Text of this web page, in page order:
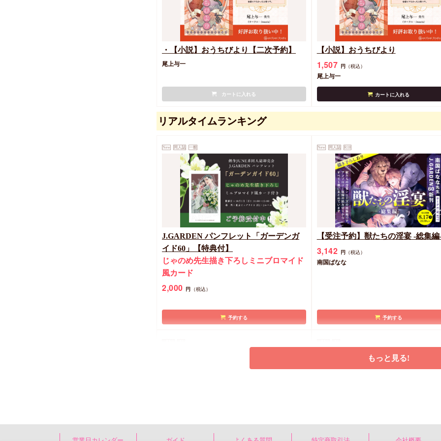
・【小説】おうちびより【二次予約】
尾上与一
カートに入れる
【小説】おうちびより
1,507 円 （税込）
尾上与一
カートに入れる
リアルタイムランキング
New 同人誌 一般
J.GARDEN パンフレット「ガーデンガ
イド60」【特典付】
じゃのめ先生描き下ろしミニブロマイド
風カード
2,000 円 （税込）
予約する
New 同人誌 R18
【受注予約】獣たちの淫宴 -総集編
3,142 円 （税込）
南国ばなな
予約する
もっと見る!